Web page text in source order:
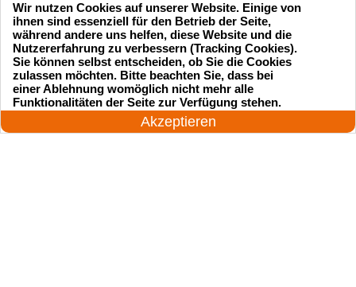
Startseite Einsatzgebiete
Preise
24 Stunden am Tag
Akzeptieren
Wir nutzen Cookies auf unserer Website. Einige von
ihnen sind essenziell für den Betrieb der Seite,
während andere uns helfen, diese Website und die
Nutzererfahrung zu verbessern (Tracking Cookies).
Sie können selbst entscheiden, ob Sie die Cookies
zulassen möchten. Bitte beachten Sie, dass bei
einer Ablehnung womöglich nicht mehr alle
Funktionalitäten der Seite zur Verfügung stehen.